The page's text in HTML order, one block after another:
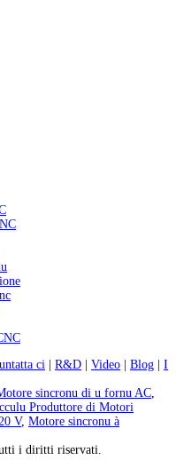
ci R&D Video Blog
I
sincronu di u fornu AC,
Produttore di Motori
V, Motore sincronu à
i diritti riservati.